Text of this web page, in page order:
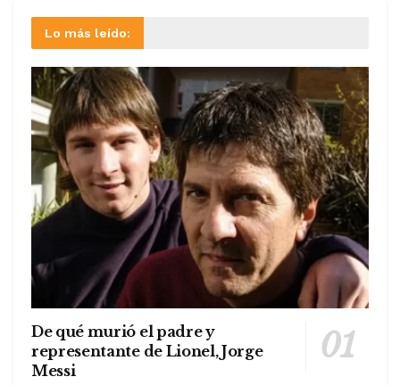
Lo más leído:
De qué murió el padre y
representante de Lionel, Jorge
Messi